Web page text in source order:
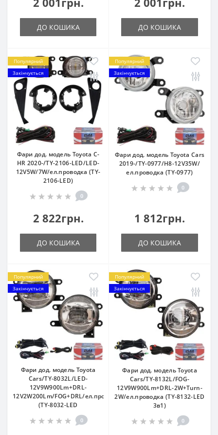
ДО КОШИКА ДО КОШИКА
Популярний
Закінчується
Фари дод. модель Toyota C-
HR 2020-/TY-2106-LED/LED-
12V5W/7W/eл.проводка (TY-
2106-LED)
0
2 822грн.
ДО КОШИКА
Популярний
Закінчується
Фари дод. модель Toyota Cars
2019-/TY-0977/H8-12V35W/
ел.проводка (TY-0977)
0
1 812грн.
ДО КОШИКА
Популярний
Закінчується
Фари дод. модель Toyota
Cars/TY-8032L/LED-
12V9W900Lm+DRL-
12V2W200Lm/FOG+DRL/eл.проводка
(TY-8032-LED
0
Популярний
Закінчується
Фари дод. модель Toyota
Cars/TY-8132L/FOG-
12V9W900Lm+DRL-2W+Turn-
2W/eл.проводка (TY-8132-LED
3в1)
0